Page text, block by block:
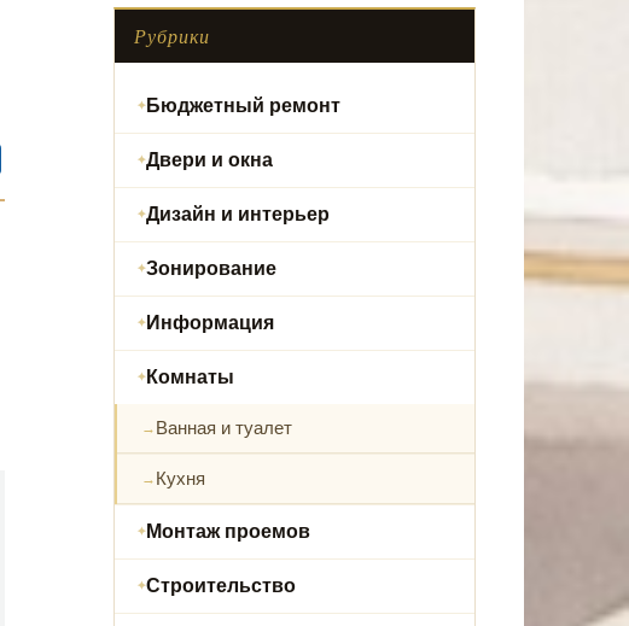
Рубрики
Бюджетный ремонт
Двери и окна
Дизайн и интерьер
Зонирование
Информация
Комнаты
Ванная и туалет
Кухня
Монтаж проемов
Строительство